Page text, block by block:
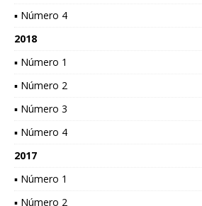
▪ Número 4
2018
▪ Número 1
▪ Número 2
▪ Número 3
▪ Número 4
2017
▪ Número 1
▪ Número 2